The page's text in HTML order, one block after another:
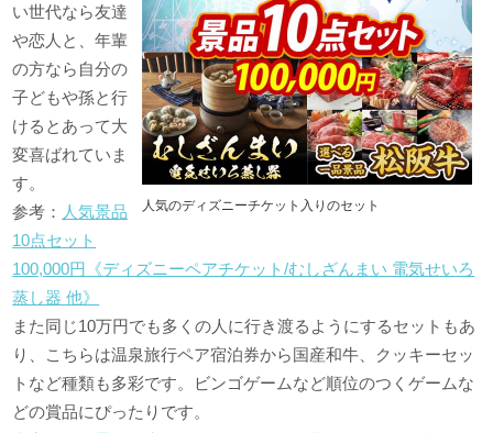
人気のディズニーチケット入りのセット
い世代なら友達
や恋人と、年輩
の方なら自分の
子どもや孫と行
けるとあって大
変喜ばれていま
す。
参考： 人気景品
10点セット
100,000円《ディズニーペアチケット/むしざんまい 電気せいろ
蒸し器 他》
また同じ10万円でも多くの人に行き渡るようにするセットもあ
り、こちらは温泉旅行ペア宿泊券から国産和牛、クッキーセッ
トなど種類も多彩です。ビンゴゲームなど順位のつくゲームな
どの賞品にぴったりです。